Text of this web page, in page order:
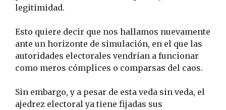
legitimidad.
Esto quiere decir que nos hallamos nuevamente
ante un horizonte de simulación, en el que las
autoridades electorales vendrían a funcionar
como meros cómplices o comparsas del caos.
Sin embargo, y a pesar de esta veda sin veda, el
ajedrez electoral ya tiene fijadas sus